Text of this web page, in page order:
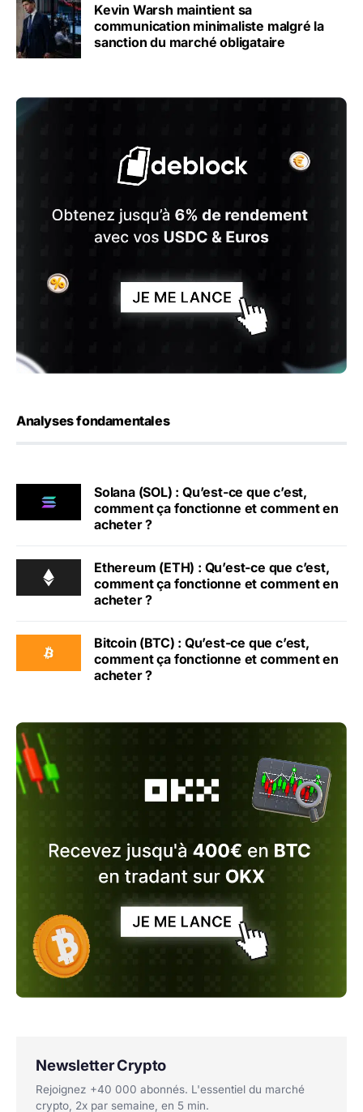
Kevin Warsh maintient sa
communication minimaliste malgré la
sanction du marché obligataire
Analyses fondamentales
Solana (SOL) : Qu’est-ce que c’est,
comment ça fonctionne et comment en
acheter ?
Ethereum (ETH) : Qu’est-ce que c’est,
comment ça fonctionne et comment en
acheter ?
Bitcoin (BTC) : Qu’est-ce que c’est,
comment ça fonctionne et comment en
acheter ?
Newsletter Crypto
Rejoignez +40 000 abonnés. L'essentiel du marché
crypto, 2x par semaine, en 5 min.